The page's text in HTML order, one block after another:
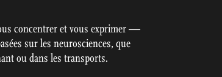
concentrer et vous exprimer —
sur les neurosciences, que
ou dans les transports.